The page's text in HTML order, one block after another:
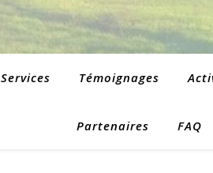
Services Témoignages
Partenaires FAQ